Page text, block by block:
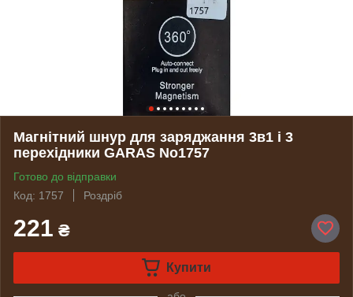
Магнітний шнур для заряджання 3в1 і 3
перехідники GARAS No1757
Готово до відправки
Код: 1757
Роздріб
221 ₴
Купити